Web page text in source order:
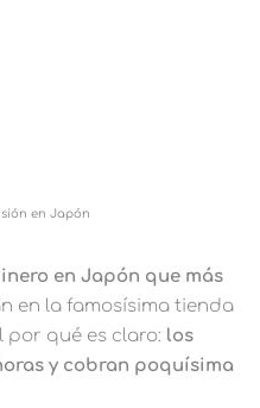
en Japón
en Japón que más
en la famosísima tienda
por qué es claro: los
y cobran poquísima